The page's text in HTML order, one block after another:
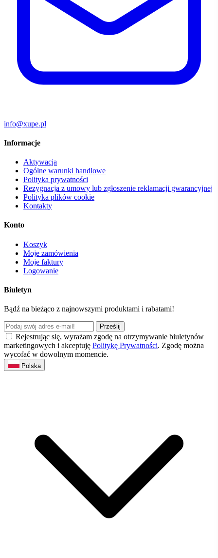
info@xupe.pl
Informacje
Aktywacja
Ogólne warunki handlowe
Polityka prywatności
Rezygnacja z umowy lub zgłoszenie reklamacji gwarancyjnej
Polityka plików cookie
Kontakty
Konto
Koszyk
Moje zamówienia
Moje faktury
Logowanie
Biuletyn
Bądź na bieżąco z najnowszymi produktami i rabatami!
Prześlij
Rejestrując się, wyrażam zgodę na otrzymywanie biuletynów
marketingowych i akceptuję Politykę Prywatności. Zgodę można
wycofać w dowolnym momencie.
Polska